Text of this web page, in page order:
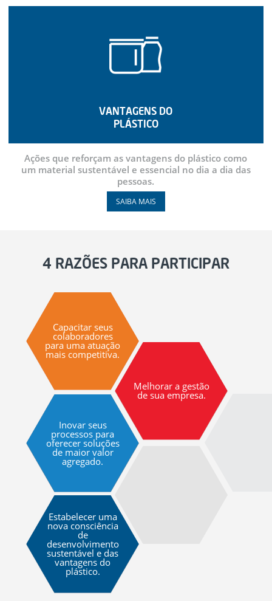
VANTAGENS DO
PLÁSTICO
Ações que reforçam as vantagens do plástico como
um material sustentável e essencial no dia a dia das
pessoas.
SAIBA MAIS
4 RAZÕES PARA PARTICIPAR
Capacitar seus
colaboradores
para uma atuação
mais competitiva.
Melhorar a gestão
de sua empresa.
Inovar seus
processos para
oferecer soluções
de maior valor
agregado.
Estabelecer uma
nova consciência
de
desenvolvimento
sustentável e das
vantagens do
plástico.